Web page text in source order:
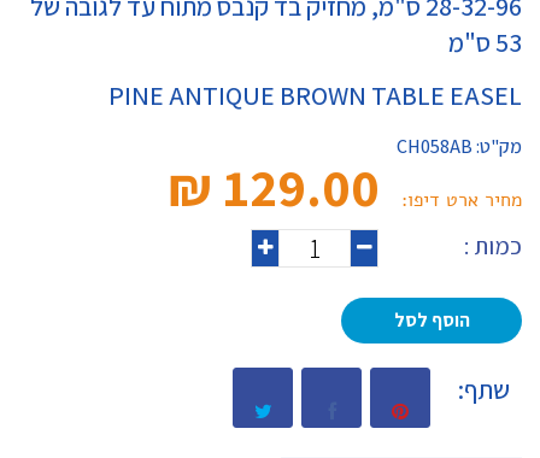
53 ס"מ
PINE ANTIQUE BROWN TABLE EASEL
מק"ט:CH058AB
מחיר ארט דיפו: 129.00 ₪‎
כמות :
הוסף לסל
שתף: